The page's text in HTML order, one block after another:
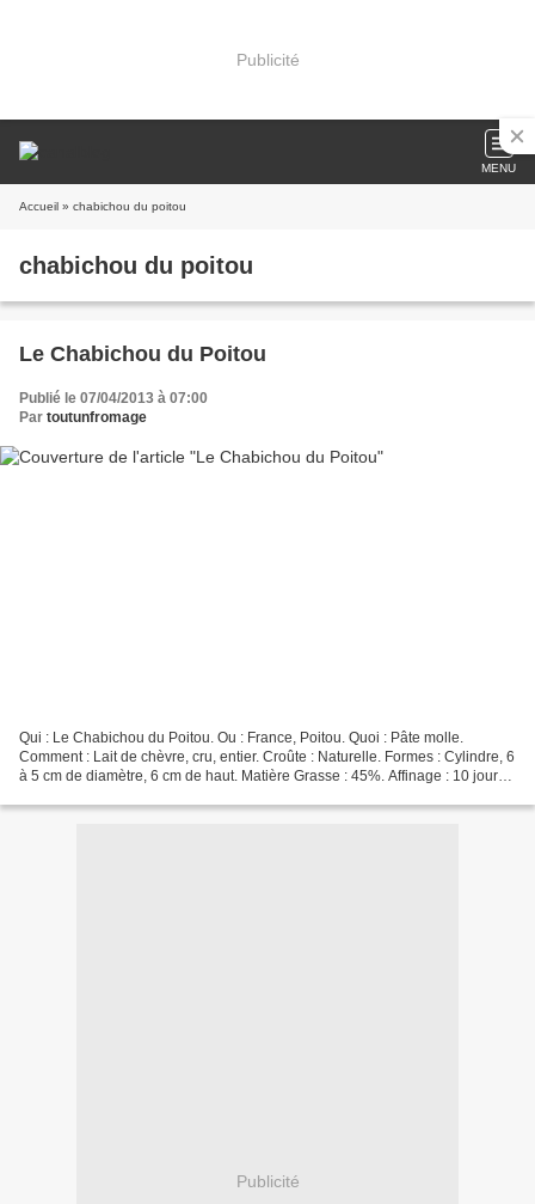
Publicité
MENU
Accueil » chabichou du poitou
chabichou du poitou
Le Chabichou du Poitou
Publié le 07/04/2013 à 07:00
Par toutunfromage
Qui : Le Chabichou du Poitou. Ou : France, Poitou. Quoi : Pâte molle.
Comment : Lait de chèvre, cru, entier. Croûte : Naturelle. Formes : Cylindre, 6
à 5 cm de diamètre, 6 cm de haut. Matière Grasse : 45%. Affinage : 10 jours
Publicité